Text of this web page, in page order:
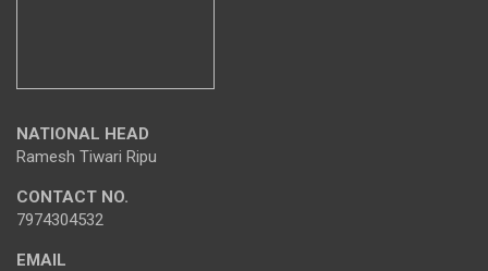
NATIONAL HEAD
Ramesh Tiwari Ripu
CONTACT NO.
7974304532
EMAIL